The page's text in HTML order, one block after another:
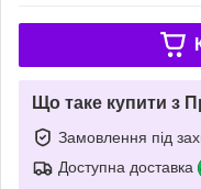
Що таке купити з
Замовлення під
Доступна доставка